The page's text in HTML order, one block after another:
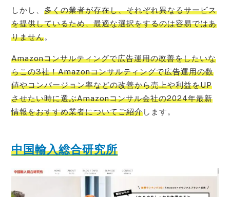
しかし、多くの業者が存在し、それぞれ異なるサービス
を提供しているため、最適な選択をするのは容易ではあ
りません。
Amazonコンサルティングで広告運用の改善をしたいな
らこの3社！Amazonコンサルティングで広告運用の数
値やコンバージョン率などの改善から売上や利益をUP
させたい時に選ぶAmazonコンサル会社の2024年最新
情報をおすすめ業者についてご紹介します。
中国輸入総合研究所